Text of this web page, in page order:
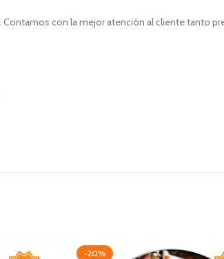
con la mejor atención al cliente tanto
-20%